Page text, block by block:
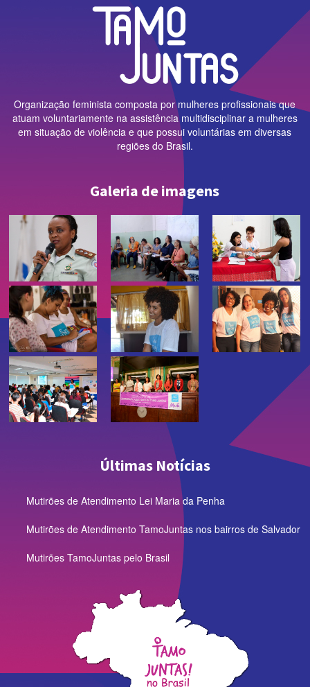
Organização feminista composta por mulheres profissionais que
atuam voluntariamente na assistência multidisciplinar a mulheres
em situação de violência e que possui voluntárias em diversas
regiões do Brasil.
Galeria de imagens
Últimas Notícias
Mutirões de Atendimento Lei Maria da Penha
Mutirões de Atendimento TamoJuntas nos bairros de Salvador
Mutirões TamoJuntas pelo Brasil